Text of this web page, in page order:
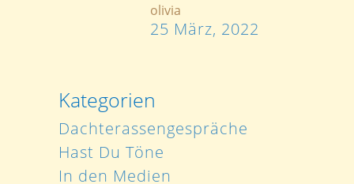
olivia
25 März, 2022
Kategorien
Dachterassengespräche
Hast Du Töne
In den Medien